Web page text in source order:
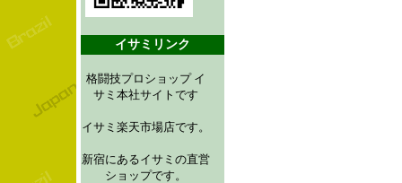
イサミリンク
格闘技プロショップ イ
サミ本社サイトです
イサミ楽天市場店です。
新宿にあるイサミの直営
ショップです。